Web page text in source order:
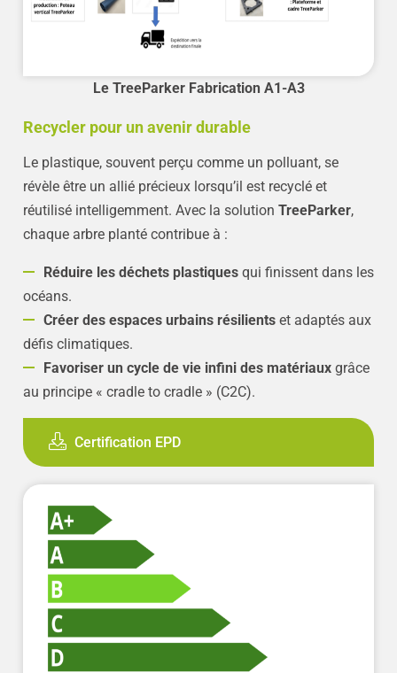
Le TreeParker Fabrication A1-A3
Recycler pour un avenir durable
Le plastique, souvent perçu comme un polluant, se
révèle être un allié précieux lorsqu’il est recyclé et
réutilisé intelligemment. Avec la solution TreeParker,
chaque arbre planté contribue à :
Réduire les déchets plastiques qui finissent dans les
océans.
Créer des espaces urbains résilients et adaptés aux
défis climatiques.
Favoriser un cycle de vie infini des matériaux grâce
au principe « cradle to cradle » (C2C).
Certification EPD